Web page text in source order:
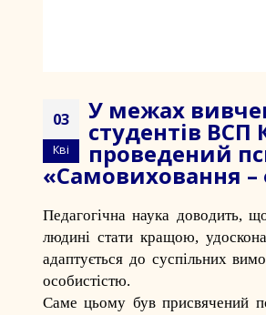
03
Кві
У межах
студентів
проведений
«Самовиховання –
Педагогічна наука доводить,
людині стати кращою,
адаптується до суспільних
особистістю.
Саме цьому був присвячений